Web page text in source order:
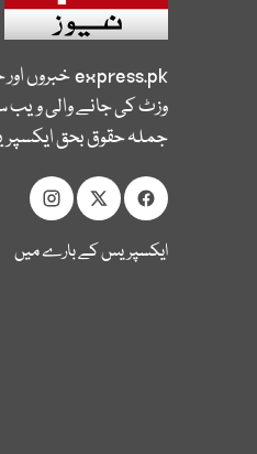
express.pkخبروں
وزٹ کی جانے والی ویب
جملہ حقوق بحق
ایکسپریس کے بارے میں